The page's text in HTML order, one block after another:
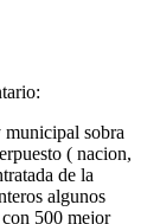
sobra
( nacion,
de la
algunos
500 mejor